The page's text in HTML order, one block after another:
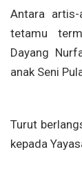
Antara
tetamu
Dayang
anak Seni
Turut
kepada